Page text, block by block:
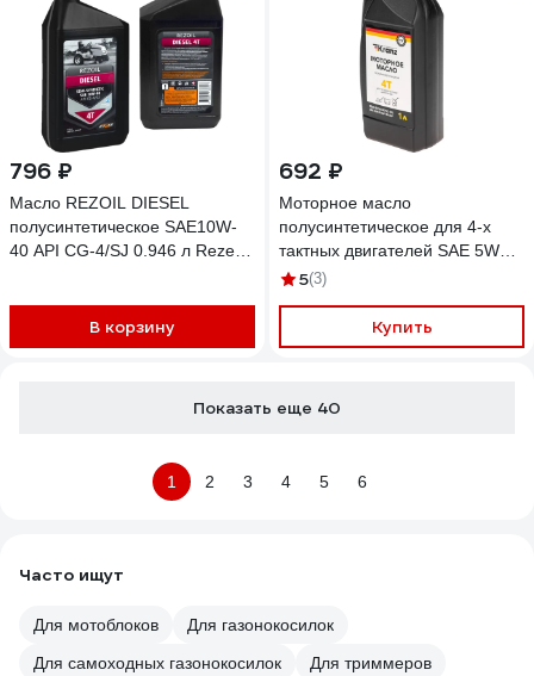
796 ₽
Масло REZOIL DIESEL
полусинтетическое SAE10W-
40 API CG-4/SJ 0.946 л Rezer
В корзину
692 ₽
Моторное масло
полусинтетическое для 4-х
тактных двигателей SAE 5W30,
1 л KRANZ KR-16-1299
5(3)
Купить
Показать еще 40
1 2 3 4 5 6
Часто ищут
Для мотоблоков
Для газонокосилок
Для самоходных газонокосилок
Для триммеров